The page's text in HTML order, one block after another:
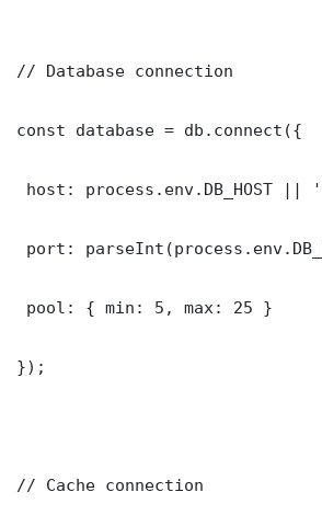
// Database connection
const database = db.connect({
host: process.env.DB_HOST
port:
pool: { min: 5, max: 25 }
});
// Cache connection